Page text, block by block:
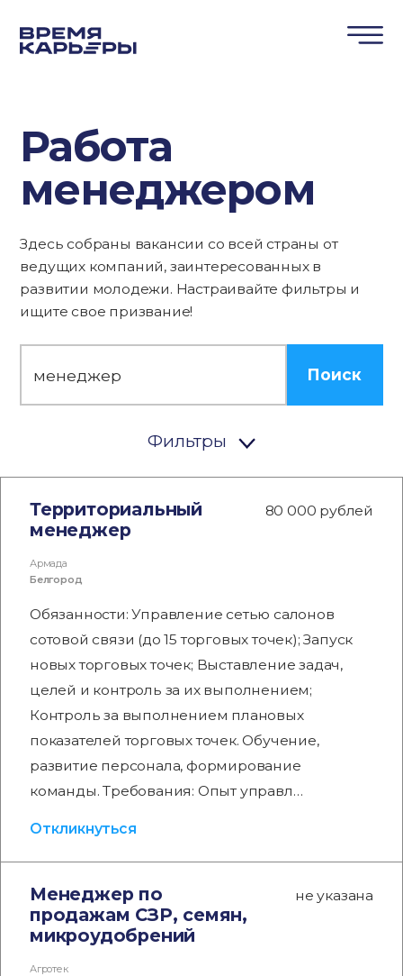
Работа
менеджером
Здесь собраны вакансии со всей страны от
ведущих компаний, заинтересованных в
развитии молодежи. Настраивайте фильтры и
ищите свое призвание!
Поиск
Фильтры
Территориальный
менеджер
80 000 рублей
Армада
Белгород
Обязанности: Управление сетью салонов
сотовой связи (до 15 торговых точек); Запуск
новых торговых точек; Выставление задач,
целей и контроль за их выполнением;
Контроль за выполнением плановых
показателей торговых точек. Обучение,
развитие персонала, формирование
команды. Требования: Опыт управл…
Откликнуться
Менеджер по
продажам СЗР, семян,
микроудобрений
не указана
Агротек